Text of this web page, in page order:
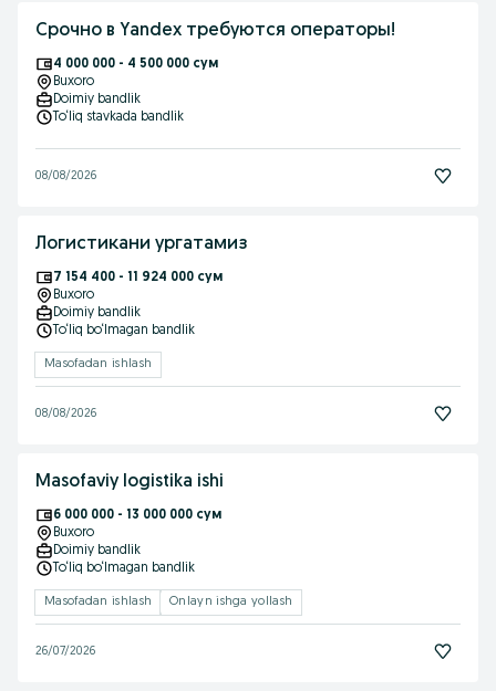
Срочно в Yandex требуются операторы!
4 000 000 - 4 500 000 сум
Buxoro
Doimiy bandlik
To‘liq stavkada bandlik
08/08/2026
Логистикани ургатамиз
7 154 400 - 11 924 000 сум
Buxoro
Doimiy bandlik
To‘liq bo‘lmagan bandlik
Masofadan ishlash
08/08/2026
Masofaviy logistika ishi
6 000 000 - 13 000 000 сум
Buxoro
Doimiy bandlik
To‘liq bo‘lmagan bandlik
Masofadan ishlash Onlayn ishga yollash
26/07/2026